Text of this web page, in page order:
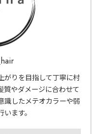
がりを目指して丁寧に村
質やダメージに合わせて
識したメテオカラーや弱
ます。